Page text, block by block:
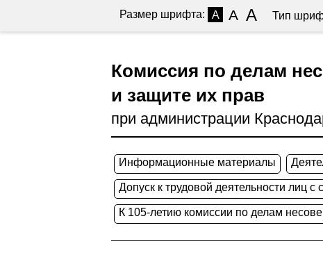
Размер шрифта: A A A Тип
Комиссия по делам
и защите их прав
при администрации
Информационные материалы
Допуск к трудовой деятельности лиц с
К 105-летию комиссии по делам